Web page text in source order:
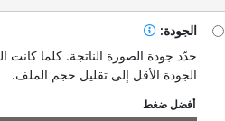
الجودة:
حدّد جودة الصورة الناتجة. كلما كانت
الجودة الأقل إلى تقليل حجم الملف.